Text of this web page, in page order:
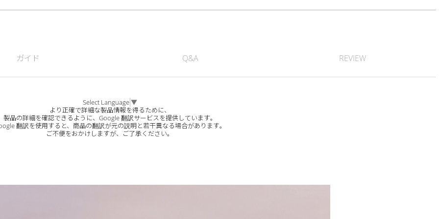
ガイド Q&A REVIEW
Select Language▼
より正確で詳細な製品情報を得るために、
製品の詳細を確認できるように、Google 翻訳サービスを提供しています。
翻訳を使用すると、商品の翻訳が元の説明と若干異なる場合があります。
ご不便をおかけしますが、ご了承ください。